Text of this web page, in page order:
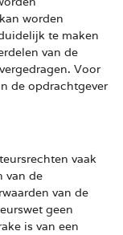
worden
te maken
van de
Voor
de opdrachtgever
vaak
van de
van de
geen
is van een